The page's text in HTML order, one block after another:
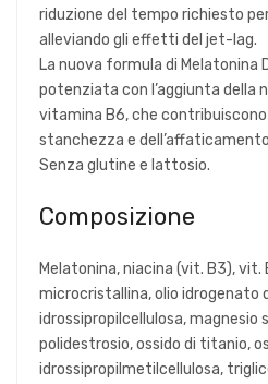
riduzione del tempo richiesto
alleviando gli effetti del jet-lag.
La nuova formula di Melatonina
potenziata con l’aggiunta della
vitamina B6, che contribuiscono
stanchezza e
Senza glutine e lattosio.
Composizione
Melatonina, niacina (vit. B3), vit.
microcristallina, olio idrogenato
idrossipropilcellulosa, magnesio
polidestrosio, ossido di titanio,
idrossipropilmetilcellulosa,